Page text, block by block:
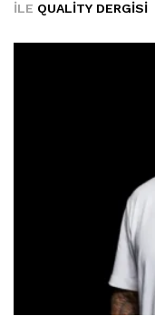
İLE QUALITY DERGISI